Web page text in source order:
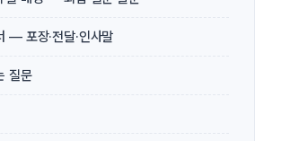
— 포장·전달·인사말
질문